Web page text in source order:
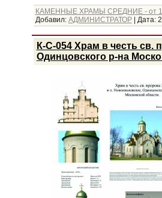
КАМЕННЫЕ ХРАМЫ СРЕДНИЕ - от
Добавил: АДМИНИСТРАТОР| Дата:
К-С-054 Храм в честь св.
Одинцовского р-на